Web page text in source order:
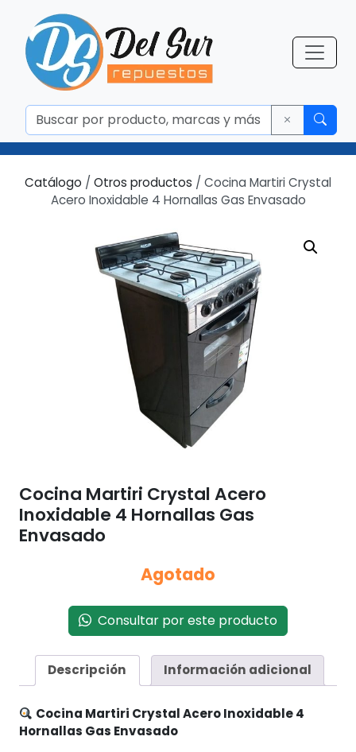
Catálogo / Otros productos / Cocina Martiri Crystal
Acero Inoxidable 4 Hornallas Gas Envasado
Cocina Martiri Crystal Acero
Inoxidable 4 Hornallas Gas
Envasado
Agotado
Consultar por este producto
Descripción Información adicional
Cocina Martiri Crystal Acero Inoxidable 4
Hornallas Gas Envasado